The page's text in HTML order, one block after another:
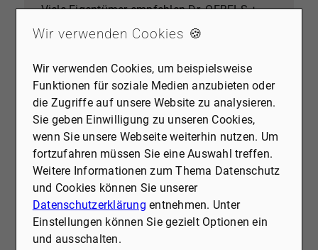
Viele Eigentümer empfehlen Dr. OEBELS +
partner, insbesondere aufgrund der
WER HAT ERFAHRUNGEN
MIT MAKLERN IN KÖLN?
Erfahrungen mit Maklern werden häufig auf
Bewertungsportalen geteilt.
Viele Kunden berichten, dass professionelle
Makler den Verkaufsprozess deutlich
erleichtern und schneller passende Käufer
Wir verwenden Cookies 🍪
Wir verwenden Cookies, um beispielsweise
Funktionen für soziale Medien anzubieten oder
die Zugriffe auf unsere Website zu analysieren.
Sie geben Einwilligung zu unseren Cookies,
wenn Sie unsere Webseite weiterhin nutzen. Um
fortzufahren müssen Sie eine Auswahl treffen.
Weitere Informationen zum Thema Datenschutz
und Cookies können Sie unserer
Datenschutzerklärung entnehmen. Unter
Einstellungen können Sie gezielt Optionen ein
und ausschalten.